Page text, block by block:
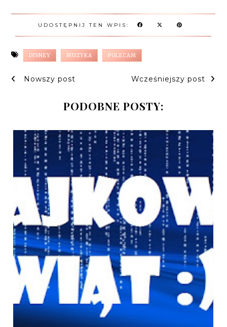
UDOSTĘPNIJ TEN WPIS:
DISNEY MUZYKA POLECAM
Nowszy post Wcześniejszy post
PODOBNE POSTY: